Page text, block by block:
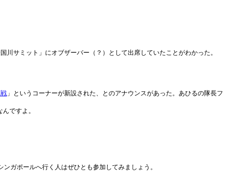
川サミット」にオブザーバー（？）として出席していたことがわかった。
」というコーナーが新設された、とのアナウンスがあった。あひるの隊長フ
ですよ。
ガポールへ行く人はぜひとも参加してみましょう。